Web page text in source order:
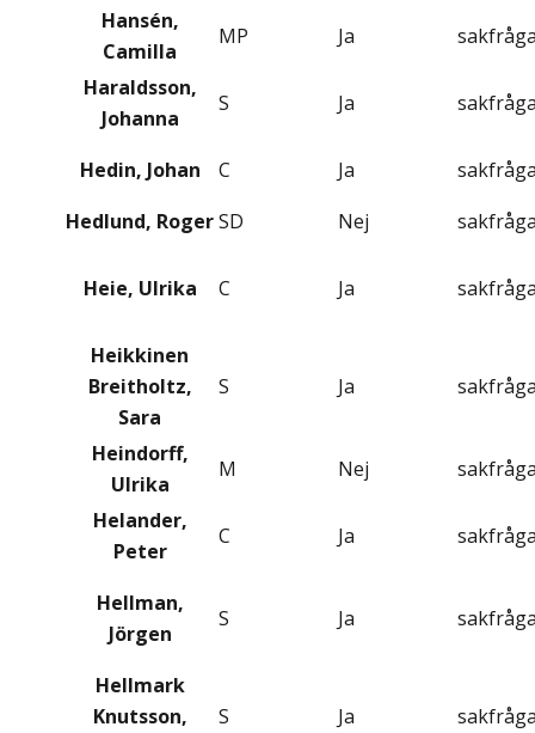
Hansén,
Camilla
MP Ja
Haraldsson,
Johanna
S Ja
Hedin, Johan C Ja
Hedlund, RogerSD Nej
Heie, Ulrika C Ja
Heikkinen
Breitholtz,
Sara
S Ja
Heindorff,
Ulrika
M Nej
Helander,
Peter
C Ja
Hellman,
Jörgen
S Ja
Hellmark
Knutsson,
S Ja